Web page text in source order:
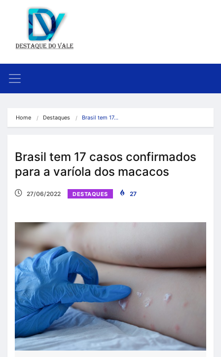
Home Destaques Brasil tem 17…
Brasil tem 17 casos confirmados
para a varíola dos macacos
27/06/2022 DESTAQUES 27